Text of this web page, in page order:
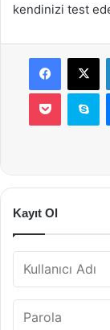
kendinizi test
Facebook
X
Pocket
Kayıt Ol